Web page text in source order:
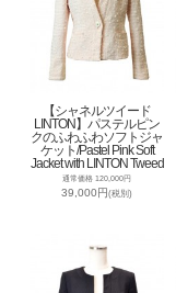
【シャネルツイード
LINTON】パステルピン
クのふわふわソフトジャ
ケット/Pastel Pink Soft
Jacket with LINTON Tweed
通常価格 120,000円
39,000円(税別)